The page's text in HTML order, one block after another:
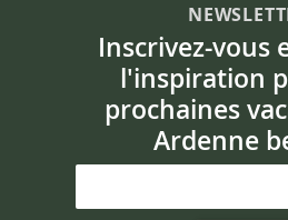
Inscrivez-vous
l'inspiration
prochaines
Ardenne